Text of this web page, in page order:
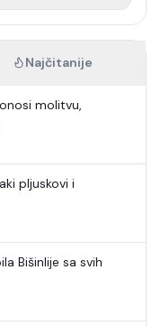
Najčitanije
molitvu,
pljuskovi i
Bišinlije sa svih